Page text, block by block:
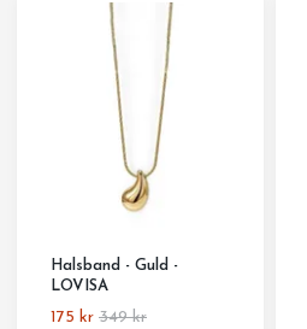
Halsband - Guld -
LOVISA
175 kr 349 kr